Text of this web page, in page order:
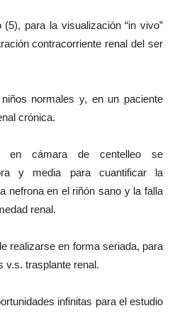
(5), para la visualización “in vivo”
contracorriente renal del ser
normales y, en un paciente
crónica.
en cámara de centelleo se
y media para cuantificar la
nefrona en el riñón sano y la falla
renal.
realizarse en forma seriada, para
v.s. trasplante renal.
infinitas para el estudio